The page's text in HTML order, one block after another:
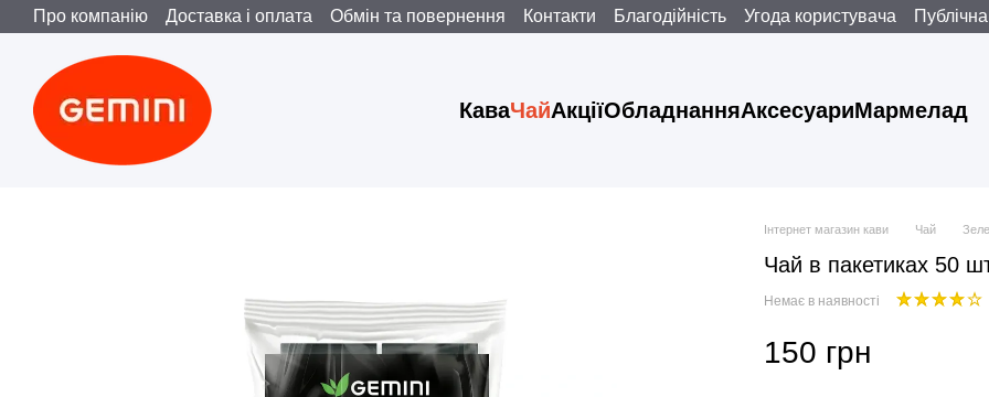
Перейти до основного контенту
Про компанію Доставка і оплата Обмін та повернення Контакти Благодійність Угода користувача
КаваЧайАкціїОбладнанняАксесуариМармелад
Інтернет магазин кави Чай
Чай в пакетиках 50
Немає в наявності
150 грн